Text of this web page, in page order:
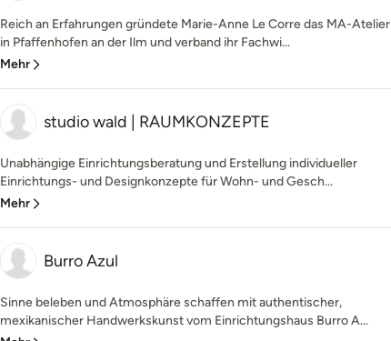
Reich an Erfahrungen gründete Marie-Anne Le Corre das MA-Atelier
in Pfaffenhofen an der Ilm und verband ihr Fachwi...
Mehr
studio wald | RAUMKONZEPTE
Unabhängige Einrichtungsberatung und Erstellung individueller
Einrichtungs- und Designkonzepte für Wohn- und Gesch...
Mehr
Burro Azul
Sinne beleben und Atmosphäre schaffen mit authentischer,
mexikanischer Handwerkskunst vom Einrichtungshaus Burro A...